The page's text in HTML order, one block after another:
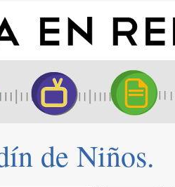
de Niños.